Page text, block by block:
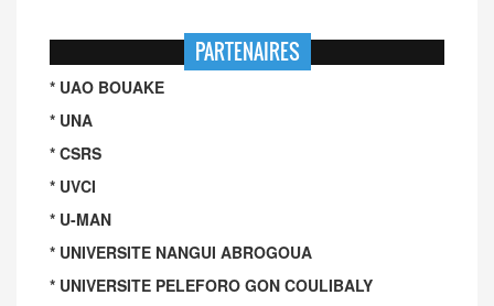
PARTENAIRES
* UAO BOUAKE
* UNA
* CSRS
* UVCI
* U-MAN
* UNIVERSITE NANGUI ABROGOUA
* UNIVERSITE PELEFORO GON COULIBALY